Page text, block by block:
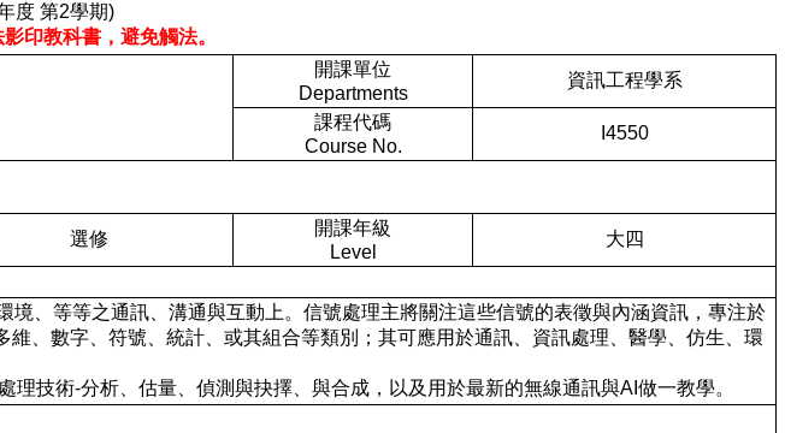
度 第2學期)
印教科書，避免觸法。
開課單位
Departments
資訊工程學系
課程代碼
Course No.
I4550
選修
開課年級
Level
大四
、等等之通訊、溝通與互動上。信號處理主將關注這些信號的表徵與內涵資訊，專注於
、數字、符號、統計、或其組合等類別；其可應用於通訊、資訊處理、醫學、仿生、環
技術-分析、估量、偵測與抉擇、與合成，以及用於最新的無線通訊與AI做一教學。